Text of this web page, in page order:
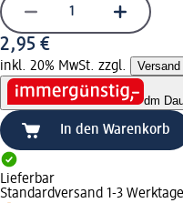
2,95 €
inkl. 20% MwSt. zzgl. Versand
dm
In den Warenkorb
Lieferbar
Standardversand 1-3 Werktage